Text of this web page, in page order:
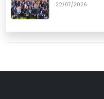
22/07/2026